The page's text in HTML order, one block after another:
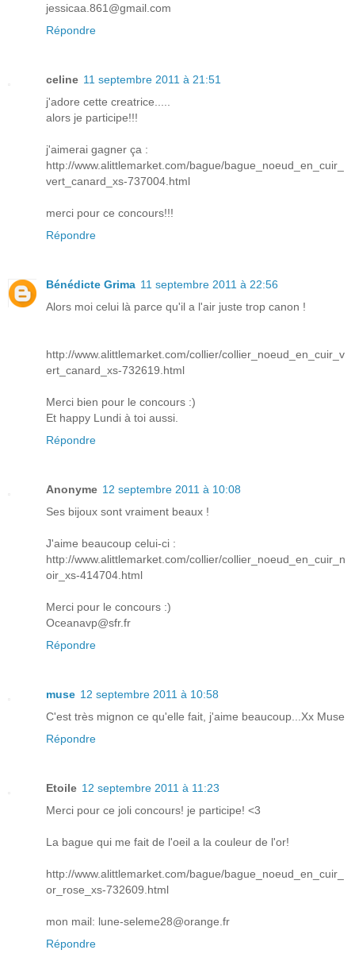
jessicaa.861@gmail.com
Répondre
celine 11 septembre 2011 à 21:51
j'adore cette creatrice.....
alors je participe!!!
j'aimerai gagner ça :
http://www.alittlemarket.com/bague/bague_noeud_en_cuir_
vert_canard_xs-737004.html
merci pour ce concours!!!
Répondre
Bénédicte Grima 11 septembre 2011 à 22:56
Alors moi celui là parce qu'il a l'air juste trop canon !
http://www.alittlemarket.com/collier/collier_noeud_en_cuir_v
ert_canard_xs-732619.html
Merci bien pour le concours :)
Et happy Lundi à toi aussi.
Répondre
Anonyme 12 septembre 2011 à 10:08
Ses bijoux sont vraiment beaux !
J'aime beaucoup celui-ci :
http://www.alittlemarket.com/collier/collier_noeud_en_cuir_n
oir_xs-414704.html
Merci pour le concours :)
Oceanavp@sfr.fr
Répondre
muse 12 septembre 2011 à 10:58
C'est très mignon ce qu'elle fait, j'aime beaucoup...Xx Muse
Répondre
Etoile 12 septembre 2011 à 11:23
Merci pour ce joli concours! je participe! <3
La bague qui me fait de l'oeil a la couleur de l'or!
http://www.alittlemarket.com/bague/bague_noeud_en_cuir_
or_rose_xs-732609.html
mon mail: lune-seleme28@orange.fr
Répondre